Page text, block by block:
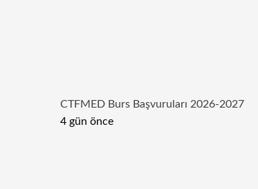
CTFMED Burs Başvuruları 2026-2027
4 gün önce